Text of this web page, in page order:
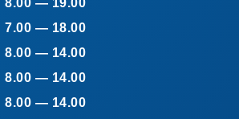
7.00 — 18.00
8.00 — 14.00
8.00 — 14.00
8.00 — 14.00